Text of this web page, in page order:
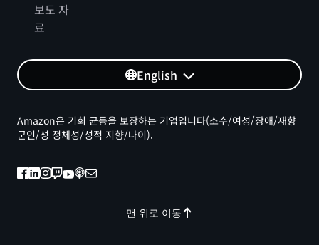
보도 자
료
English
맨 위로 이동
Amazon은 기회 균등을 보장하는 기업입니다(소수/여성/장애/재향
군인/성 정체성/성적 지향/나이).